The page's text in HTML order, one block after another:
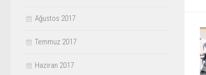
Ağustos 2017
Temmuz 2017
Haziran 2017